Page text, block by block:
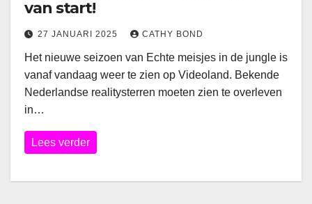
van start!
27 JANUARI 2025 CATHY BOND
Het nieuwe seizoen van Echte meisjes in de jungle is
vanaf vandaag weer te zien op Videoland. Bekende
Nederlandse realitysterren moeten zien te overleven
in…
Lees verder